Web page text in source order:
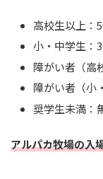
高校生以上：
小・中学生：
障がい者（高
障がい者（小
奨学生未満：
アルパカ牧場の入